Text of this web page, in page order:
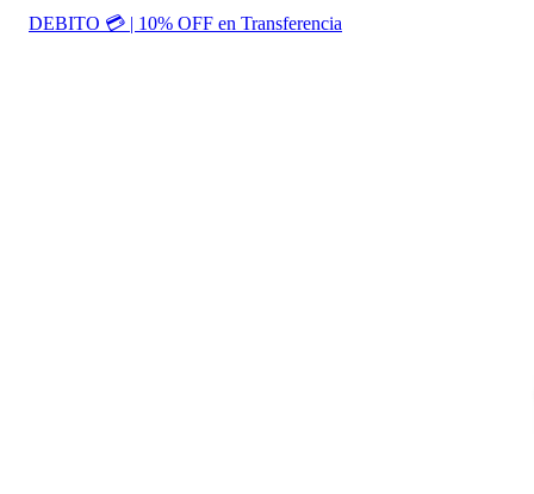
DEBITO 💳 | 10% OFF en Transferencia